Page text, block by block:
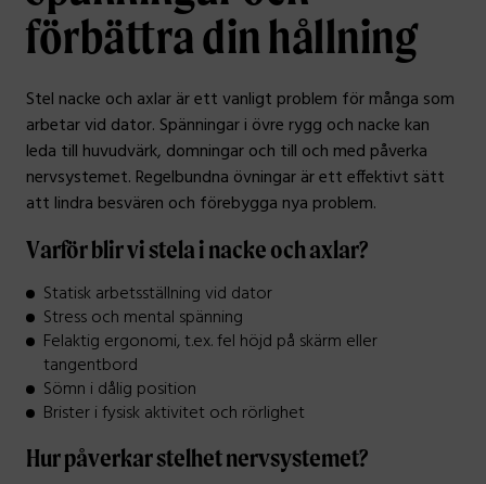
förbättra din hållning
Stel nacke och axlar är ett vanligt problem för många som
arbetar vid dator. Spänningar i övre rygg och nacke kan
leda till huvudvärk, domningar och till och med påverka
nervsystemet. Regelbundna övningar är ett effektivt sätt
att lindra besvären och förebygga nya problem.
Varför blir vi stela i nacke och axlar?
Statisk arbetsställning vid dator
Stress och mental spänning
Felaktig ergonomi, t.ex. fel höjd på skärm eller
tangentbord
Sömn i dålig position
Brister i fysisk aktivitet och rörlighet
Hur påverkar stelhet nervsystemet?